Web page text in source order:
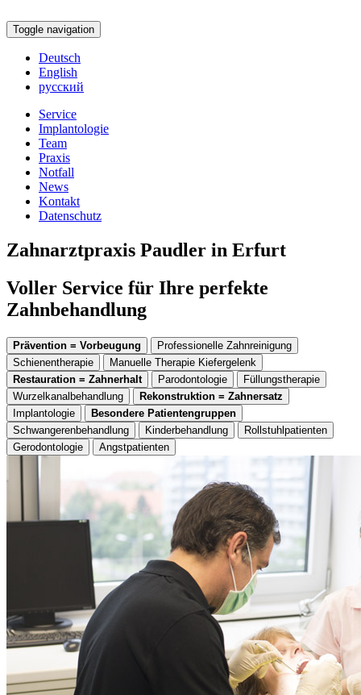
Toggle navigation
Deutsch
English
русский
Service
Implantologie
Team
Praxis
Notfall
News
Kontakt
Datenschutz
Zahnarztpraxis Paudler in Erfurt
Voller Service für Ihre perfekte
Zahnbehandlung
Prävention = Vorbeugung
Professionelle Zahnreinigung
Schienentherapie
Manuelle Therapie Kiefergelenk
Restauration = Zahnerhalt
Parodontologie
Füllungstherapie
Wurzelkanalbehandlung
Rekonstruktion = Zahnersatz
Implantologie
Besondere Patientengruppen
Schwangerenbehandlung
Kinderbehandlung
Rollstuhlpatienten
Gerodontologie
Angstpatienten